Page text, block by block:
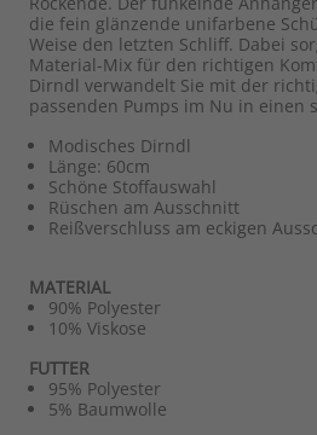
die fein glänzende unifarbene
Weise den letzten Schliff. Dabei
Material-Mix für den richtigen
Dirndl verwandelt Sie mit der
passenden Pumps im Nu in einen
Modisches Dirndl
Länge: 60cm
Schöne Stoffauswahl
Rüschen am Ausschnitt
Reißverschluss am eckigen
MATERIAL
90% Polyester
10% Viskose
FUTTER
95% Polyester
5% Baumwolle